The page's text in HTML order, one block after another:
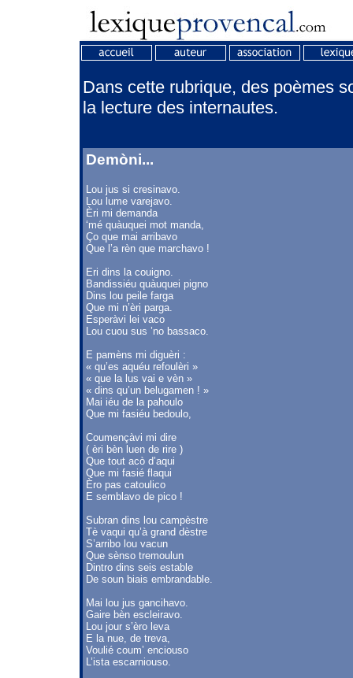
Dans cette rubrique, des poèmes
la lecture des internautes.
Demòni...
Lou jus si cresinavo.
Lou lume varejavo.
Èri mi demanda
‘mé quàuquei mot manda,
Ço que mai arribavo
Que l’a rèn que marchavo !
Eri dins la couigno.
Bandissiéu quàuquei pigno
Dins lou peile farga
Que mi n’èri parga.
Esperàvi lei vaco
Lou cuou sus ’no bassaco.
E pamèns mi diguèri :
« qu’es aquéu refoulèri »
« que la lus vai e vèn »
« dins qu’un belugamen ! »
Mai iéu de la pahoulo
Que mi fasiéu bedoulo,
Coumençàvi mi dire
( èri bèn luen de rire )
Que tout acò d’aqui
Que mi fasié flaqui
Èro pas catoulico
E semblavo de pico !
Subran dins lou campèstre
Tè vaqui qu’à grand dèstre
S’arribo lou vacun
Que sènso tremoulun
Dintro dins seis estable
De soun biais embrandable.
Mai lou jus gancihavo.
Gaire bèn escleiravo.
Lou jour s’èro leva
E la nue, de treva,
Voulié coum’ enciouso
L’ista escarniouso.